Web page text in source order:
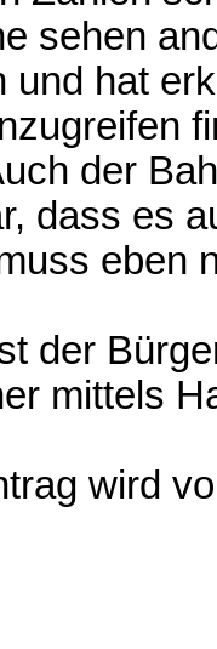
sehen
und hat
der
dass es
eben
der
mittels
wird